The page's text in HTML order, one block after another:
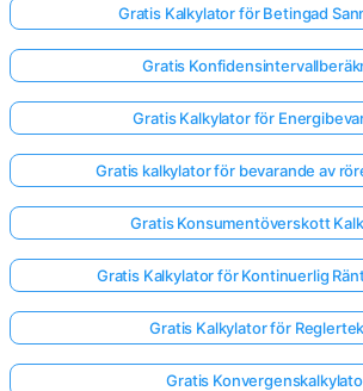
Gratis Kalkylator för Betingad
Gratis
Gratis Kalkylator för
Gratis kalkylator för bevarande av
Gratis Konsumentöverskott
Gratis Kalkylator för Kontinuerlig
Gratis Kalkylator för
Gratis